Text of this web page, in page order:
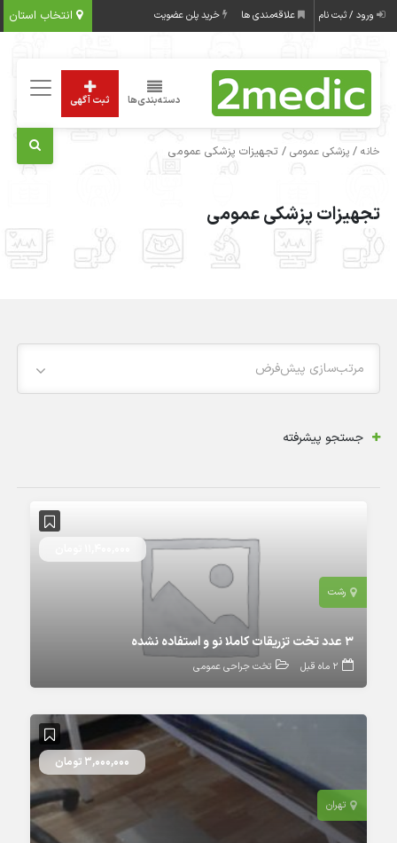
انتخاب استان ورود / ثبت نام علاقه‌مندی ها خرید پلن عضویت
دسته‌بندی‌ها ثبت آگهی
خانه /پزشکی عمومی / تجهیزات پزشکی عمومی
تجهیزات پزشکی عمومی
مرتب‌سازی پیش‌فرض
جستجو پیشرفته
رشت
۳ عدد تخت تزریقات کاملا نو و استفاده نشده
2 ماه قبل تخت جراحی عمومی
تهران
3,000,000 تومان